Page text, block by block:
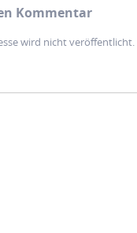
Kommentar
wird nicht veröffentlicht.